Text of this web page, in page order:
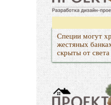
Специи могут
жестяных
скрыты от света